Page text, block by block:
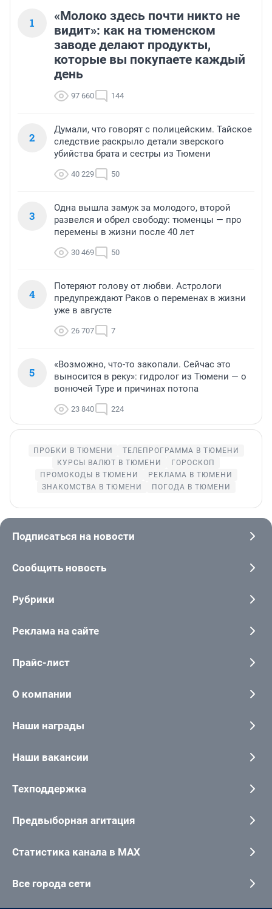
1
«Молоко здесь почти никто не
видит»: как на тюменском
заводе делают продукты,
которые вы покупаете каждый
день
97 660 144
2
Думали, что говорят с полицейским. Тайское
следствие раскрыло детали зверского
убийства брата и сестры из Тюмени
40 229 50
3
Одна вышла замуж за молодого, второй
развелся и обрел свободу: тюменцы — про
перемены в жизни после 40 лет
30 469 50
4
Потеряют голову от любви. Астрологи
предупреждают Раков о переменах в жизни
уже в августе
26 707 7
5
«Возможно, что-то закопали. Сейчас это
выносится в реку»: гидролог из Тюмени — о
вонючей Туре и причинах потопа
23 840 224
ПРОБКИ В ТЮМЕНИ
ТЕЛЕПРОГРАММА В ТЮМЕНИ
КУРСЫ ВАЛЮТ В ТЮМЕНИ
ГОРОСКОП
ПРОМОКОДЫ В ТЮМЕНИ
РЕКЛАМА В ТЮМЕНИ
ЗНАКОМСТВА В ТЮМЕНИ
ПОГОДА В ТЮМЕНИ
Подписаться на новости
Сообщить новость
Рубрики
Реклама на сайте
Прайс-лист
О компании
Наши награды
Наши вакансии
Техподдержка
Предвыборная агитация
Статистика канала в MAX
Все города сети